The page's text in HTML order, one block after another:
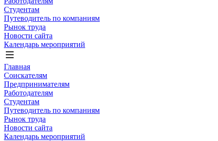
Студентам
Путеводитель по компаниям
Рынок труда
Новости сайта
Календарь мероприятий
Главная
Соискателям
Предпринимателям
Работодателям
Студентам
Путеводитель по компаниям
Рынок труда
Новости сайта
Календарь мероприятий